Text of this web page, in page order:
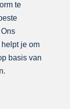
te
je om
basis van